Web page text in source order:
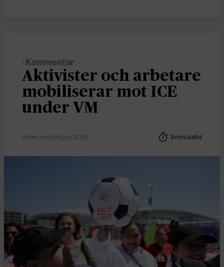
· Kommentar
Aktivister och arbetare
mobiliserar mot ICE
under VM
Publicerad 18 juni, 2026 9 min lästid